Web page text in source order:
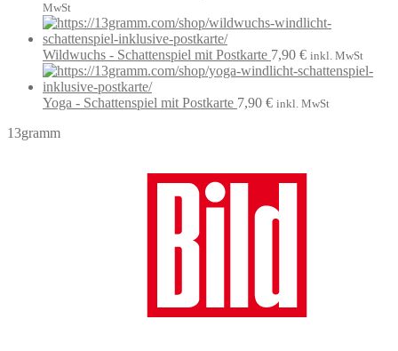
MwSt
Wildwuchs - Schattenspiel mit Postkarte 7,90 € inkl. MwSt
Yoga - Schattenspiel mit Postkarte 7,90 € inkl. MwSt
13gramm